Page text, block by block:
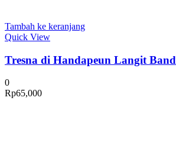
Tambah ke keranjang
Quick View
Tresna di Handapeun Langit
0
Rp65,000